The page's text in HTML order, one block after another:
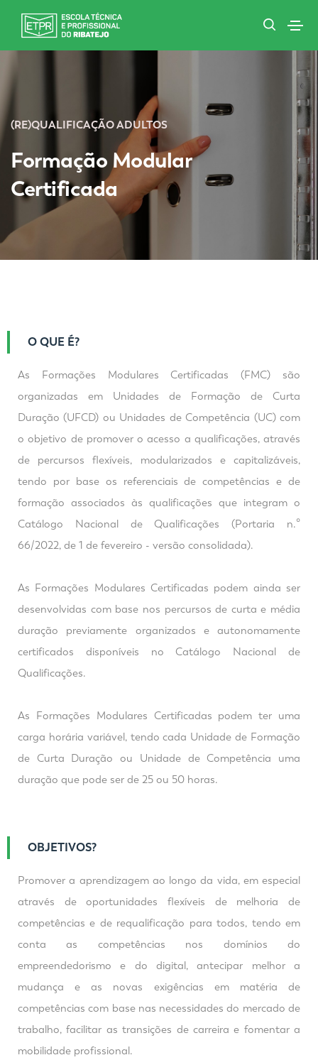
(RE)QUALIFICAÇÃO ADULTOS
Formação Modular
Certificada
O QUE É?
As Formações Modulares Certificadas (FMC) são
organizadas em Unidades de Formação de Curta
Duração (UFCD) ou Unidades de Competência (UC) com
o objetivo de promover o acesso a qualificações, através
de percursos flexíveis, modularizados e capitalizáveis,
tendo por base os referenciais de competências e de
formação associados às qualificações que integram o
Catálogo Nacional de Qualificações (Portaria n.º
66/2022, de 1 de fevereiro - versão consolidada).
As Formações Modulares Certificadas podem ainda ser
desenvolvidas com base nos percursos de curta e média
duração previamente organizados e autonomamente
certificados disponíveis no Catálogo Nacional de
Qualificações.
As Formações Modulares Certificadas podem ter uma
carga horária variável, tendo cada Unidade de Formação
de Curta Duração ou Unidade de Competência uma
duração que pode ser de 25 ou 50 horas.
OBJETIVOS?
Promover a aprendizagem ao longo da vida, em especial
através de oportunidades flexíveis de melhoria de
competências e de requalificação para todos, tendo em
conta as competências nos domínios do
empreendedorismo e do digital, antecipar melhor a
mudança e as novas exigências em matéria de
competências com base nas necessidades do mercado de
trabalho, facilitar as transições de carreira e fomentar a
mobilidade profissional.